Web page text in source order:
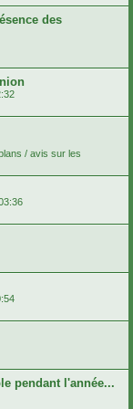
des
/ avis sur les
pendant l'année...